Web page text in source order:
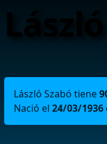
László Szabó tiene
Nació el 24/03/1936